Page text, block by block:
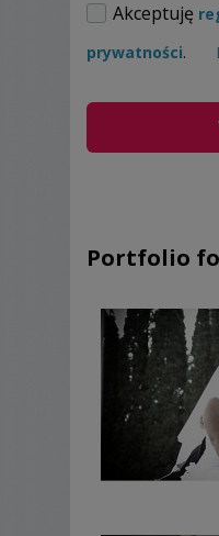
Akceptuję
prywatności.
Portfolio